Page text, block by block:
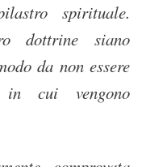
spirituale.
dottrine siano
da non essere
in cui vengono